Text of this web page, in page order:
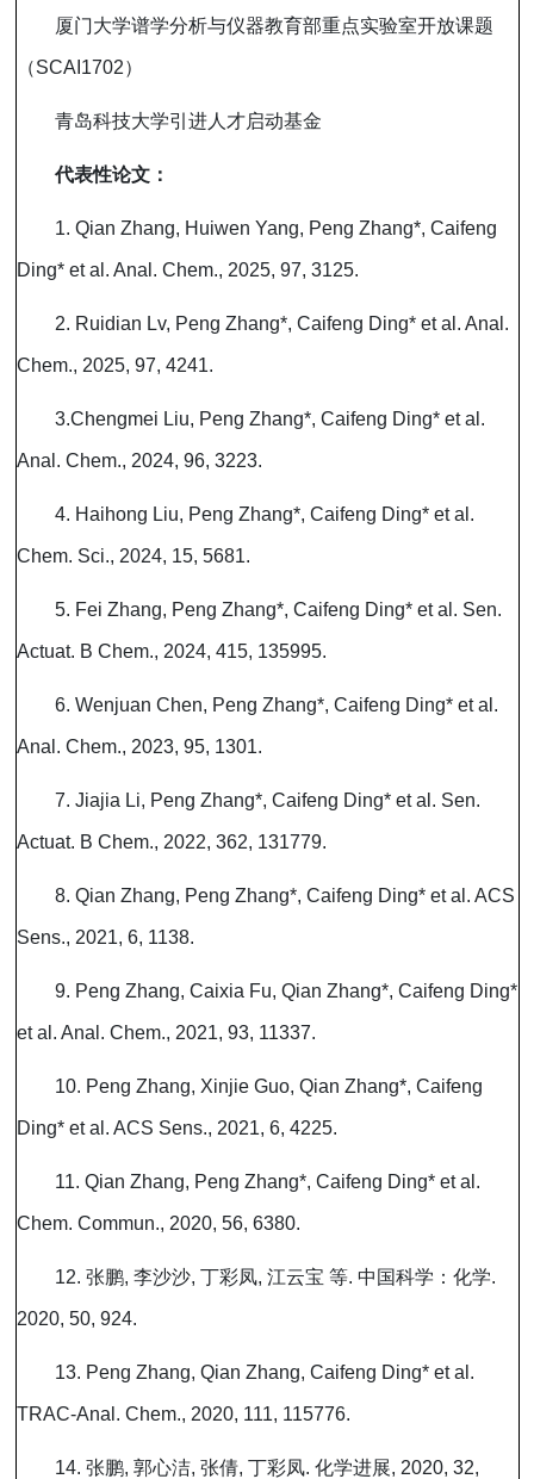
厦门大学谱学分析与仪器教育部重点实验室开放课题
（SCAI1702）
青岛科技大学引进人才启动基金
代表性论文：
1. Qian Zhang, Huiwen Yang, Peng Zhang*, Caifeng
Ding* et al. Anal. Chem., 2025, 97, 3125.
2. Ruidian Lv, Peng Zhang*, Caifeng Ding* et al. Anal.
Chem., 2025, 97, 4241.
3.Chengmei Liu, Peng Zhang*, Caifeng Ding* et al.
Anal. Chem., 2024, 96, 3223.
4. Haihong Liu, Peng Zhang*, Caifeng Ding* et al.
Chem. Sci., 2024, 15, 5681.
5. Fei Zhang, Peng Zhang*, Caifeng Ding* et al. Sen.
Actuat. B Chem., 2024, 415, 135995.
6. Wenjuan Chen, Peng Zhang*, Caifeng Ding* et al.
Anal. Chem., 2023, 95, 1301.
7. Jiajia Li, Peng Zhang*, Caifeng Ding* et al. Sen.
Actuat. B Chem., 2022, 362, 131779.
8. Qian Zhang, Peng Zhang*, Caifeng Ding* et al. ACS
Sens., 2021, 6, 1138.
9. Peng Zhang, Caixia Fu, Qian Zhang*, Caifeng Ding*
et al. Anal. Chem., 2021, 93, 11337.
10. Peng Zhang, Xinjie Guo, Qian Zhang*, Caifeng
Ding* et al. ACS Sens., 2021, 6, 4225.
11. Qian Zhang, Peng Zhang*, Caifeng Ding* et al.
Chem. Commun., 2020, 56, 6380.
12. 张鹏, 李沙沙, 丁彩凤, 江云宝 等. 中国科学：化学.
2020, 50, 924.
13. Peng Zhang, Qian Zhang, Caifeng Ding* et al.
TRAC-Anal. Chem., 2020, 111, 115776.
14. 张鹏, 郭心洁, 张倩, 丁彩凤. 化学进展, 2020, 32,